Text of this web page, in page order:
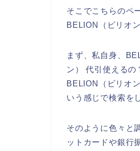
そこでこちらのペ
BELION（ビリオ
まず、私自身、
ン） 代引使える
BELION（ビリオ
いう感じで検索を
そのように色々と
ットカードや銀行